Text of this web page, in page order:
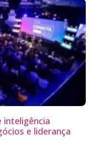
inteligência
e liderança